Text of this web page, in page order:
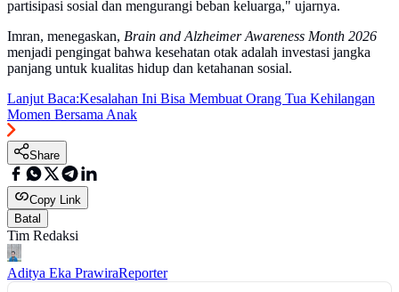
partisipasi sosial dan mengurangi beban keluarga," ujarnya.
Imran, menegaskan, Brain and Alzheimer Awareness Month 2026
menjadi pengingat bahwa kesehatan otak adalah investasi jangka
panjang untuk kualitas hidup dan ketahanan sosial.
Lanjut Baca:Kesalahan Ini Bisa Membuat Orang Tua Kehilangan
Momen Bersama Anak
Share
Copy Link
Batal
Tim Redaksi
Aditya Eka PrawiraReporter